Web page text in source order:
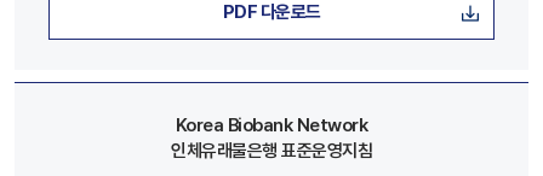
PDF 다운로드
Korea Biobank Network
인체유래물은행 표준운영지침